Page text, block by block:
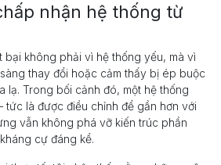
nhận hệ thống từ
bại không phải vì hệ thống yếu, mà vì
thay đổi hoặc cảm thấy bị ép buộc
lạ. Trong bối cảnh đó, một hệ thống
tức là được điều chỉnh để gần hơn với
vẫn không phá vỡ kiến trúc phần
cự đáng kể.